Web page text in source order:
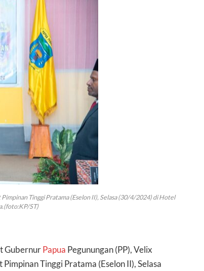
Tinggi Pratama (Eselon II), Selasa (30/4/2024) di Hotel
ST)
GubernurPapua Pegunungan (PP), Velix
Tinggi Pratama (Eselon II), Selasa